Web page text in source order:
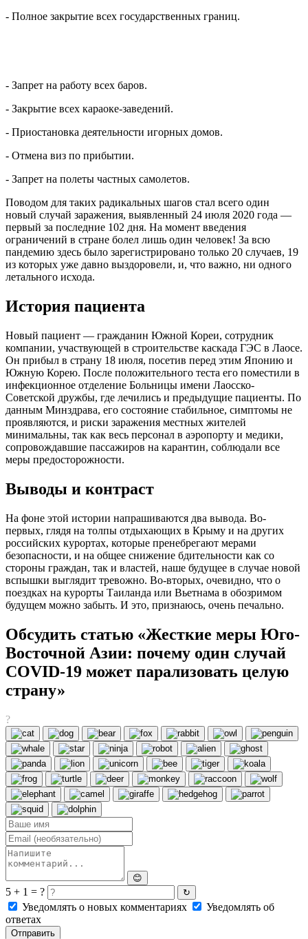
- Полное закрытие всех государственных границ.
- Запрет на работу всех баров.
- Закрытие всех караоке-заведений.
- Приостановка деятельности игорных домов.
- Отмена виз по прибытии.
- Запрет на полеты частных самолетов.
Поводом для таких радикальных шагов стал всего один
новый случай заражения, выявленный 24 июля 2020 года —
первый за последние 102 дня. На момент введения
ограничений в стране болел лишь один человек! За всю
пандемию здесь было зарегистрировано только 20 случаев, 19
из которых уже давно выздоровели, и, что важно, ни одного
летального исхода.
История пациента
Новый пациент — гражданин Южной Кореи, сотрудник
компании, участвующей в строительстве каскада ГЭС в Лаосе.
Он прибыл в страну 18 июля, посетив перед этим Японию и
Южную Корею. После положительного теста его поместили в
инфекционное отделение Больницы имени Лаосско-
Советской дружбы, где лечились и предыдущие пациенты. По
данным Минздрава, его состояние стабильное, симптомы не
проявляются, и риски заражения местных жителей
минимальны, так как весь персонал в аэропорту и медики,
сопровождавшие пассажиров на карантин, соблюдали все
меры предосторожности.
Выводы и контраст
На фоне этой истории напрашиваются два вывода. Во-
первых, глядя на толпы отдыхающих в Крыму и на других
российских курортах, которые пренебрегают мерами
безопасности, и на общее снижение бдительности как со
стороны граждан, так и властей, наше будущее в случае новой
вспышки выглядит тревожно. Во-вторых, очевидно, что о
поездках на курорты Таиланда или Вьетнама в обозримом
будущем можно забыть. И это, признаюсь, очень печально.
Обсудить статью «Жесткие меры Юго-
Восточной Азии: почему один случай
COVID-19 может парализовать целую
страну»
?
😊
5 + 1 = ? ↻
Уведомлять о новых комментариях
Уведомлять об
ответах
Отправить